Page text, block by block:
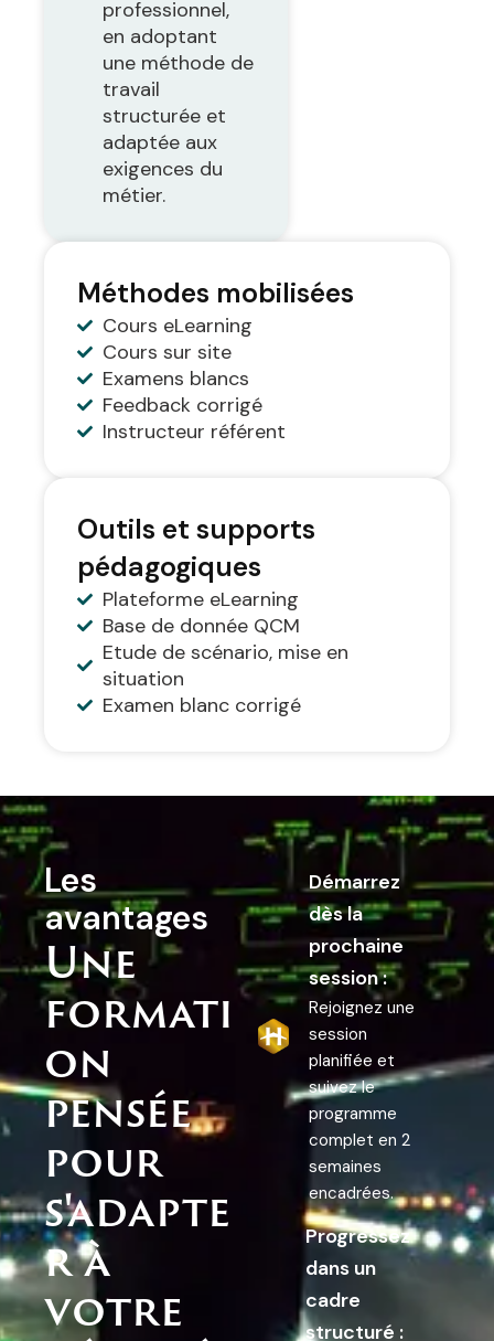
professionnel,
en adoptant
une méthode de
travail
structurée et
adaptée aux
exigences du
métier.
Méthodes mobilisées
Cours eLearning
Cours sur site
Examens blancs
Feedback corrigé
Instructeur référent
Outils et supports
pédagogiques
Plateforme eLearning
Base de donnée QCM
Etude de scénario, mise en
situation
Examen blanc corrigé
Les
avantages
Une
formati
on
pensée
pour
s'adapte
r à
votre
Démarrez
dès la
prochaine
session :
Rejoignez une
session
planifiée et
suivez le
programme
complet en 2
semaines
encadrées.
Progressez
dans un
cadre
structuré :